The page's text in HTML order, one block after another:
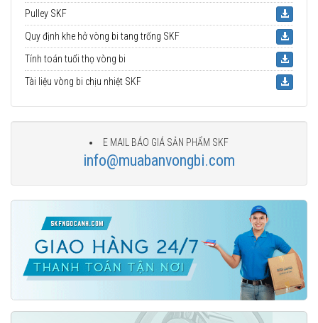
Pulley SKF
Quy định khe hở vòng bi tang trống SKF
Tính toán tuổi thọ vòng bi
Tài liệu vòng bi chịu nhiệt SKF
E MAIL BÁO GIÁ SẢN PHẨM SKF
info@muabanvongbi.com